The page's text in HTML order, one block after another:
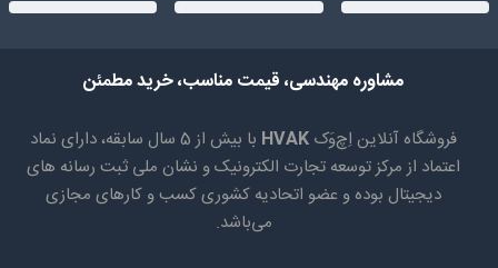
مشاوره مهندسی، قیمت مناسب، خرید مطمئن
فروشگاه آنلاین اِچ‌وَک HVAK
با بیش از 5 سال سابقه، دارای نماد
اعتماد از مرکز توسعه تجارت الکترونیک و نشان ملی ثبت رسانه های
دیجیتال بوده و عضو اتحادیه کشوری کسب و کارهای مجازی
می‌باشد.